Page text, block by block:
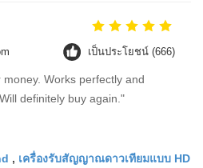
เป็นประโยชน์ (666)
Works perfectly and
definitely buy again."
, เครื่องรับสัญญาณดาวเทียมแบบ HD